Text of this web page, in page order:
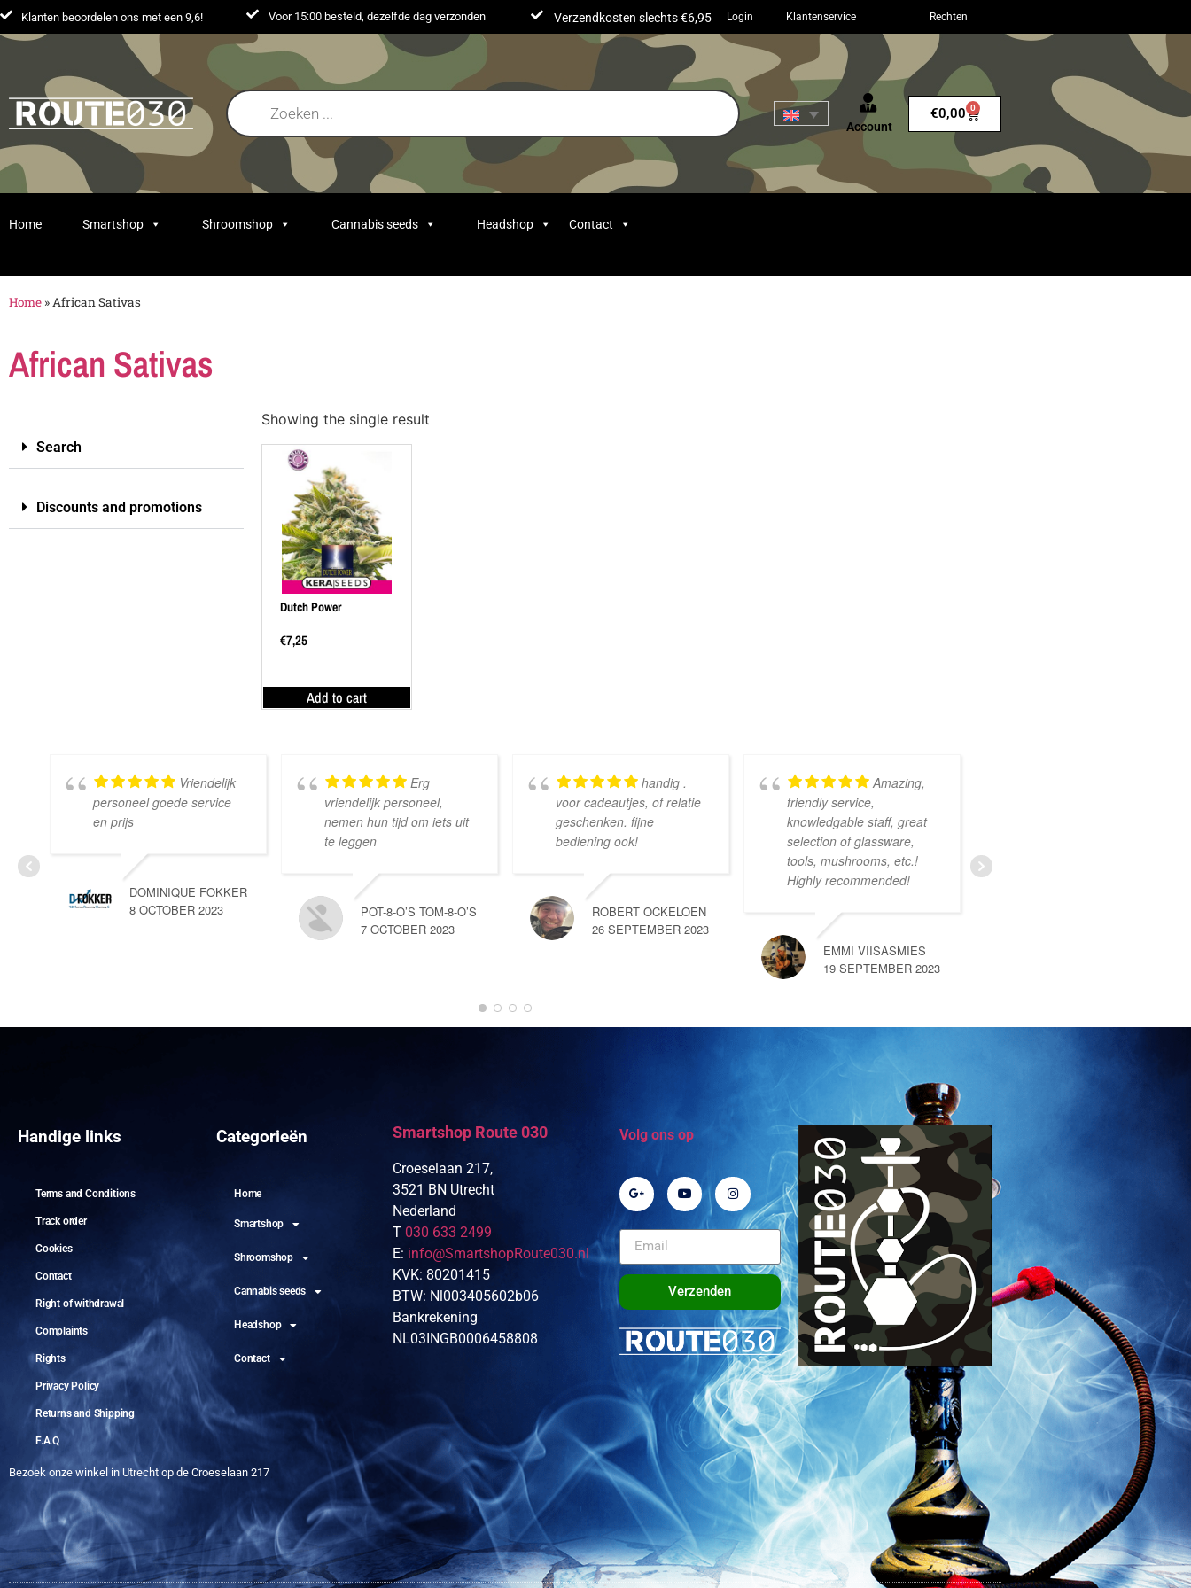
Klanten beoordelen ons met een 9,6! Voor 15:00 besteld, dezelfde dag verzonden Verzendkosten slechts €6,95 Login Klantenservice Rechten
Account
€0,00 0
Home Smartshop Shroomshop Cannabis seeds Headshop Contact
Home »African Sativas
African Sativas
Search
Discounts and promotions
Showing the single result
Dutch Power
€7,25
Add to cart
Vriendelijk
personeel goede service
en prijs
DOMINIQUE FOKKER
8 OCTOBER 2023
Erg
vriendelijk personeel,
nemen hun tijd om iets uit
te leggen
POT-8-O’S TOM-8-O’S
7 OCTOBER 2023
handig .
voor cadeautjes, of relatie
geschenken. fijne
bediening ook!
ROBERT OCKELOEN
26 SEPTEMBER 2023
Amazing,
friendly service,
knowledgable staff, great
selection of glassware,
tools, mushrooms, etc.!
Highly recommended!
EMMI VIISASMIES
19 SEPTEMBER 2023
SEM VAN HEMERT
Handige links
Terms and Conditions
Track order
Cookies
Contact
Right of withdrawal
Complaints
Rights
Privacy Policy
Returns and Shipping
F.A.Q
Categorieën
Home
Smartshop
Shroomshop
Cannabis seeds
Headshop
Contact
Smartshop Route 030
Croeselaan 217,
3521 BN Utrecht
Nederland
T 030 633 2499
E: info@SmartshopRoute030.nl
KVK: 80201415
BTW: Nl003405602b06
Bankrekening
NL03INGB0006458808
Volg ons op
Verzenden
Bezoek onze winkel in Utrecht op de Croeselaan 217